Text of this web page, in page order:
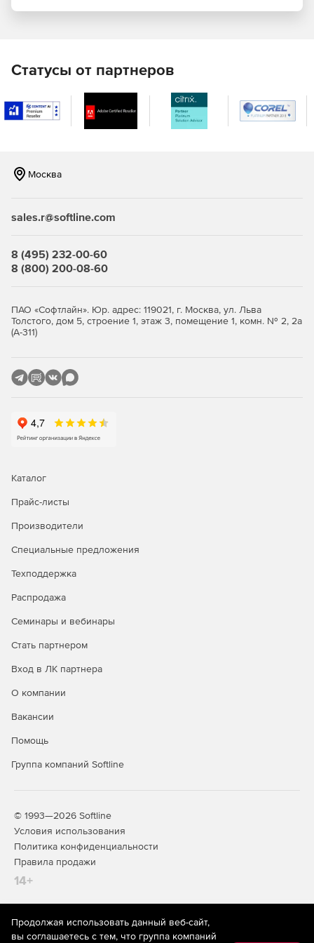
предоставления функции антивирусного
база данных доступны для каждого физического
хоста.
оборудования и мобильных устройств.
облачных сред не использует агентские компоненты,
возникновения пробелов в безопасности.
регулярные обновления баз помогают блокировать
существующие и новые угрозы. Модуль
Внедрение и управление:
Быстрое развертывание. Безопасность
предоставляется через виртуальный компонент,
подключаемый ко всем виртуальным машинам и
могут легко применяться к разным группам
высокую видимость событий и выполненных заданий
для физических и виртуальных машин.
Интеграция:
Поддержка VMware vMotion – непрерывная защита
при перемещении рабочей нагрузки с одного хоста
защита автоматически следует за нагрузкой, а
Интеграция с VMware vCenter – сбор информации о
машин и релевантные параметры. При
защита развертывается автоматически.
Статусы от партнеров
Москва
sales.r@softline.com
8 (495) 232-00-60
8 (800) 200-08-60
ПАО «Софтлайн». Юр. адрес: 119021, г. Москва, ул. Льва
Толстого, дом 5, строение 1, этаж 3, помещение 1, комн. № 2, 2а
(А-311)
Каталог
Прайс-листы
Производители
Специальные предложения
Техподдержка
Распродажа
Семинары и вебинары
Стать партнером
Вход в ЛК партнера
О компании
Вакансии
Помощь
Группа компаний Softline
© 1993—2026 Softline
Условия использования
Политика конфиденциальности
Правила продажи
14+
На информационном ресурсе store.softline.ru применяются
Продолжая использовать данный веб-сайт,
вы соглашаетесь с тем, что группа компаний